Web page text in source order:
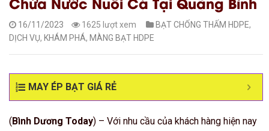
16/11/2023 1625 lượt xem BẠT CHỐNG THẤM HDPE,
DỊCH VỤ, KHÁM PHÁ, MÀNG BẠT HDPE
MAY ÉP BẠT GIÁ RẺ
( Bình Dương Today) – Với nhu cầu của khách hàng hiện nay